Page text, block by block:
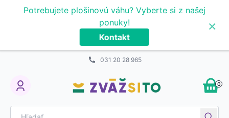
Potrebujete plošinovú váhu? Vyberte si z našej
ponuky!
Kontakt
×
031 20 28 965
My Account
0